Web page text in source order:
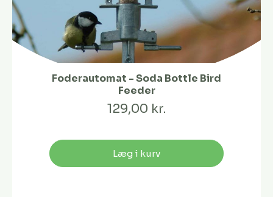
Foderautomat - Soda Bottle Bird
Feeder
129,00 kr.
Læg i kurv